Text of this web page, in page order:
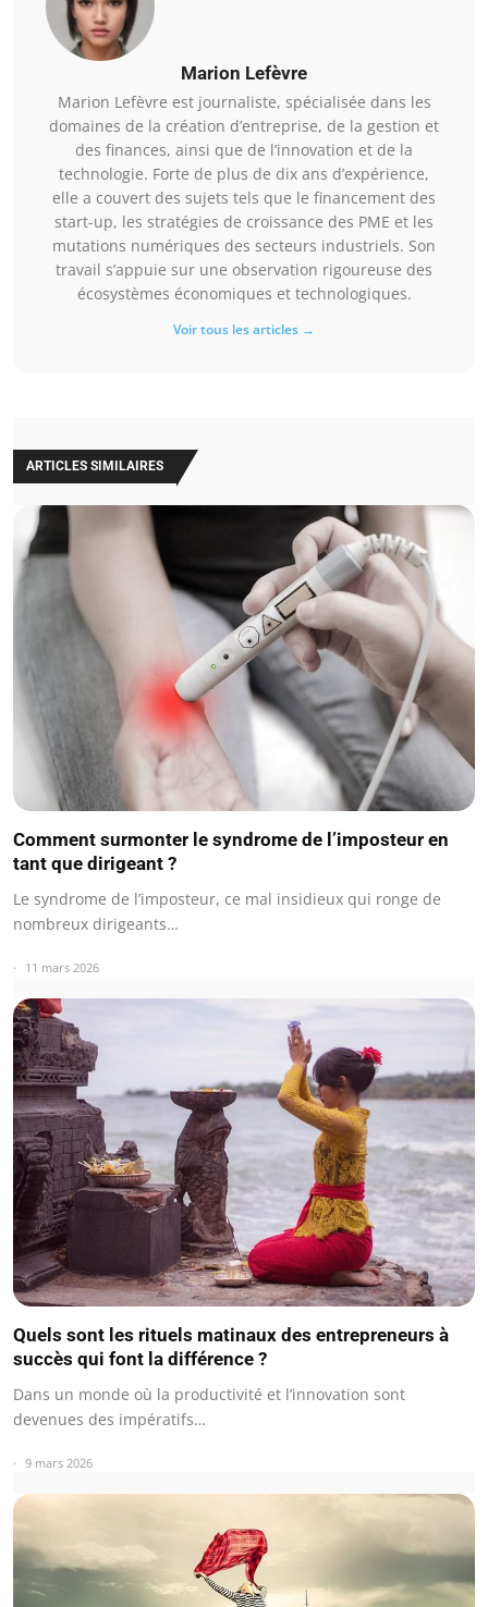
Marion Lefèvre
Marion Lefèvre est journaliste, spécialisée dans les
domaines de la création d’entreprise, de la gestion et
des finances, ainsi que de l’innovation et de la
technologie. Forte de plus de dix ans d’expérience,
elle a couvert des sujets tels que le financement des
start-up, les stratégies de croissance des PME et les
mutations numériques des secteurs industriels. Son
travail s’appuie sur une observation rigoureuse des
écosystèmes économiques et technologiques.
Voir tous les articles →
ARTICLES SIMILAIRES
Comment surmonter le syndrome de l’imposteur en
tant que dirigeant ?
Le syndrome de l’imposteur, ce mal insidieux qui ronge de
nombreux dirigeants…
11 mars 2026
Quels sont les rituels matinaux des entrepreneurs à
succès qui font la différence ?
Dans un monde où la productivité et l’innovation sont
devenues des impératifs…
9 mars 2026